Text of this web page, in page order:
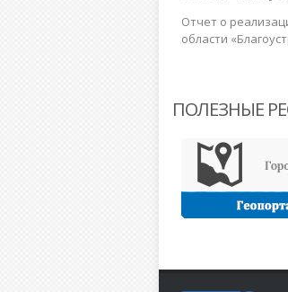
Отчет о
области
ПОЛЕЗНЫЕ